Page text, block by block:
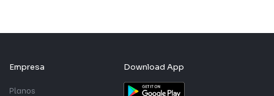
Empresa
Planos
Download App